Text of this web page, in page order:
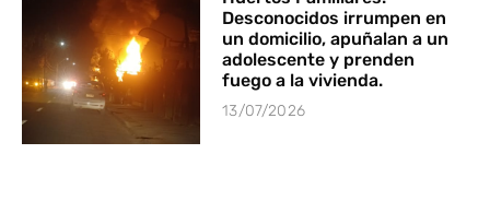
Desconocidos irrumpen en
un domicilio, apuñalan a un
adolescente y prenden
fuego a la vivienda.
13/07/2026